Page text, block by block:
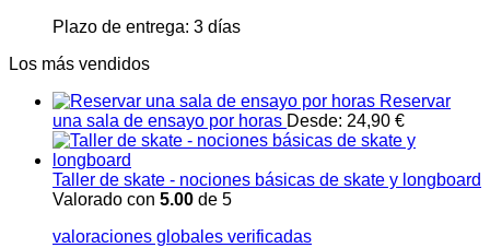
Plazo de entrega: 3 días
Los más vendidos
Reservar
una sala de ensayo por horas Desde: 24,90 €
Taller de skate - nociones básicas de skate y longboard
Valorado con 5.00 de 5
valoraciones globales verificadas